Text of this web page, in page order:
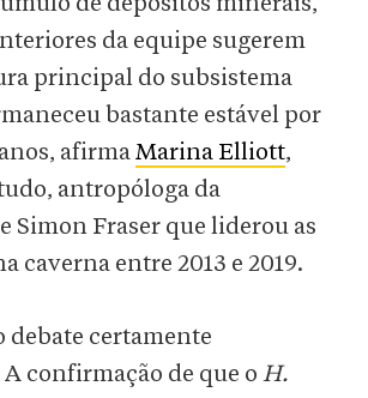
da equipe sugerem
principal do subsistema
bastante estável por
afirmaMarina Elliott,
antropóloga da
Simon Fraser que liderou as
caverna entre 2013 e 2019.
debate certamente
confirmação de que o H.